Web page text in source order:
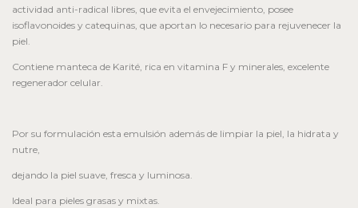
actividad anti-radical libres, que evita el envejecimiento, posee
isoflavonoides y catequinas, que aportan lo necesario para rejuvenecer la
piel.
Contiene manteca de Karité, rica en vitamina F y minerales, excelente
regenerador celular.
Por su formulación esta emulsión además de limpiar la piel, la hidrata y
nutre,
dejando la piel suave, fresca y luminosa.
Ideal para pieles grasas y mixtas.